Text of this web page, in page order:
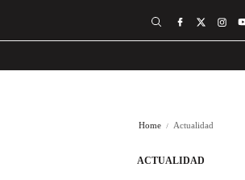
Home Actualidad
ACTUALIDAD